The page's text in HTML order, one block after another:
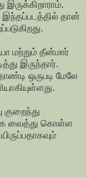
இருக்கிறாராம்.
இந்தப்படத்தில் தான்
மற்றும் தீன்மார்
இருந்தார்.
ஒருபடி மேலே
குறைந்து
வைத்து கொள்ள